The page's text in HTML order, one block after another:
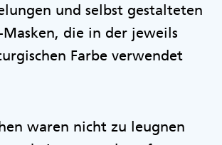
und selbst gestalteten
Masken, die in der jeweils
Farbe verwendet
waren nicht zu leugnen